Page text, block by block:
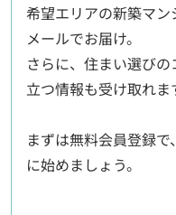
希望エリアの新築マ
メールでお届け。
さらに、住まい選び
立つ情報も受け取れま
まずは無料会員登録
に始めましょう。